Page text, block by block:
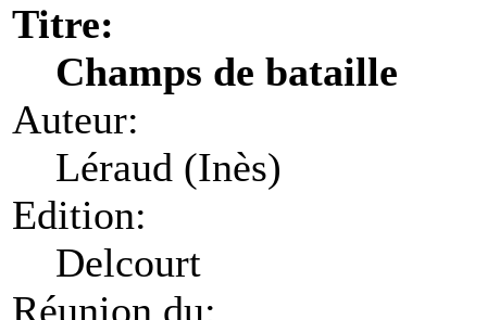
Titre:
Champs de bataille
Auteur:
Léraud (Inès)
Edition:
Delcourt
Réunion du: